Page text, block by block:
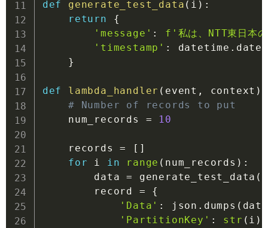
def generate_test_data ( i ) :
return
{
'message' :
f'私は、NTT東日本
'timestamp' : datetime .
}
def lambda_handler ( event , context )
# Number of records to put
    num_records
= 10
    records
= [ ]
for i in range ( num_records ) :
        data
= generate_test_data (
        record
=
{
'Data' : json . dumps ( data
'PartitionKey' : str ( i )